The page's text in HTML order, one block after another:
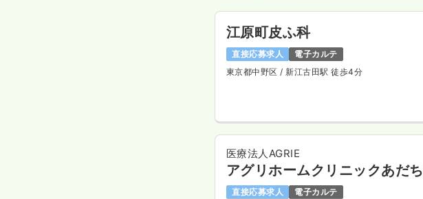
江原町皮ふ科
直接応募求人
電子カルテ
東京都中野区/ 新江古田駅 徒歩4分
医療法人AGRIE
アグリホームクリニックあだち
直接応募求人
電子カルテ